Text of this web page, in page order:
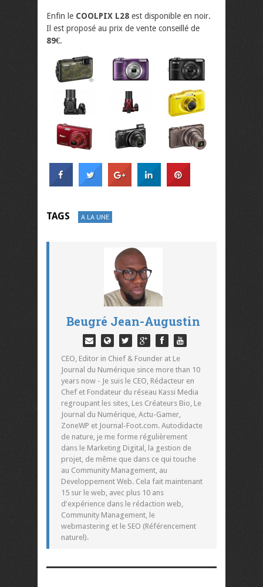
Enfin le COOLPIX L28 est disponible en noir.
Il est proposé au prix de vente conseillé de
89€.
TAGS A LA UNE
Beugré Jean-Augustin
CEO, Editor in Chief & Founder at Le
Journal du Numérique since more than 10
years now - Je suis le CEO, Rédacteur en
Chef et Fondateur du réseau Kassi Media
regroupant les sites, Les Créateurs Bio, Le
Journal du Numérique, Actu-Gamer,
ZoneWP et Journal-Foot.com. Autodidacte
de nature, je me forme régulièrement
dans le Marketing Digital, la gestion de
projet, de même que dans ce qui touche
au Community Management, au
Developpement Web. Cela fait maintenant
15 sur le web, avec plus 10 ans
d'expérience dans le rédaction web,
Community Management, le
webmastering et le SEO (Référencement
naturel).